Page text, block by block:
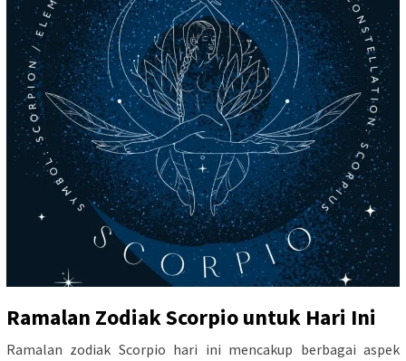
Ramalan Zodiak Scorpio untuk Hari Ini
Ramalan zodiak Scorpio hari ini mencakup berbagai aspek